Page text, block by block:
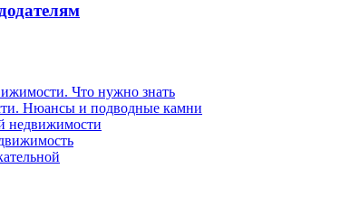
Что нужно знать
Нюансы и подводные камни
недвижимости